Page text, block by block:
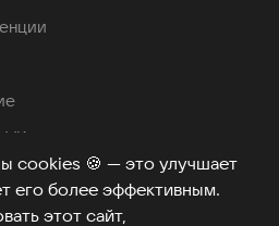
cookies 🍪 — это улучшает
его более эффективным.
этот сайт,
VK
вопросы